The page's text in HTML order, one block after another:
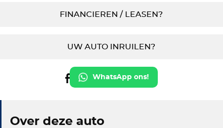
FINANCIEREN / LEASEN?
UW AUTO INRUILEN?
WhatsApp ons!
Over deze auto